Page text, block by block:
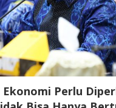
Perlu